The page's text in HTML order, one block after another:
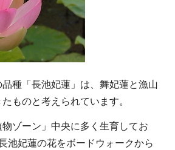
種「長池妃蓮」は、舞妃蓮と漁山
ものと考えられています。
ゾーン」中央に多く生育してお
池妃蓮の花をボードウォークから